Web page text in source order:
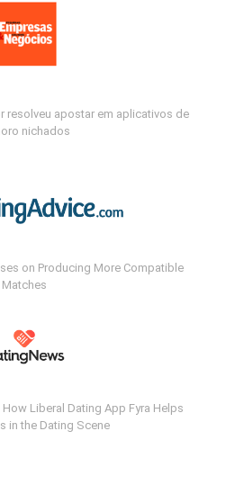
resolveu apostar em aplicativos de
nichados
on Producing More Compatible
Matches
Liberal Dating App Fyra Helps
in the Dating Scene